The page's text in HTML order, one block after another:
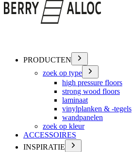
PRODUCTEN
zoek op type
high pressure floors
strong wood floors
laminaat
vinylplanken & -tegels
wandpanelen
zoek op kleur
ACCESSOIRES
INSPIRATIE